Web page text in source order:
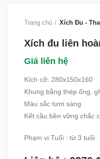
Trang chủ Xích Đu -
Xích đu liên
Giá liên hệ
Kích cỡ: 280x150x160
Khung bằng thép ống,
Màu sắc tươi sáng
Kết cầu bền vững chắc
Phạm vi Tuổi : từ 3 tuổi